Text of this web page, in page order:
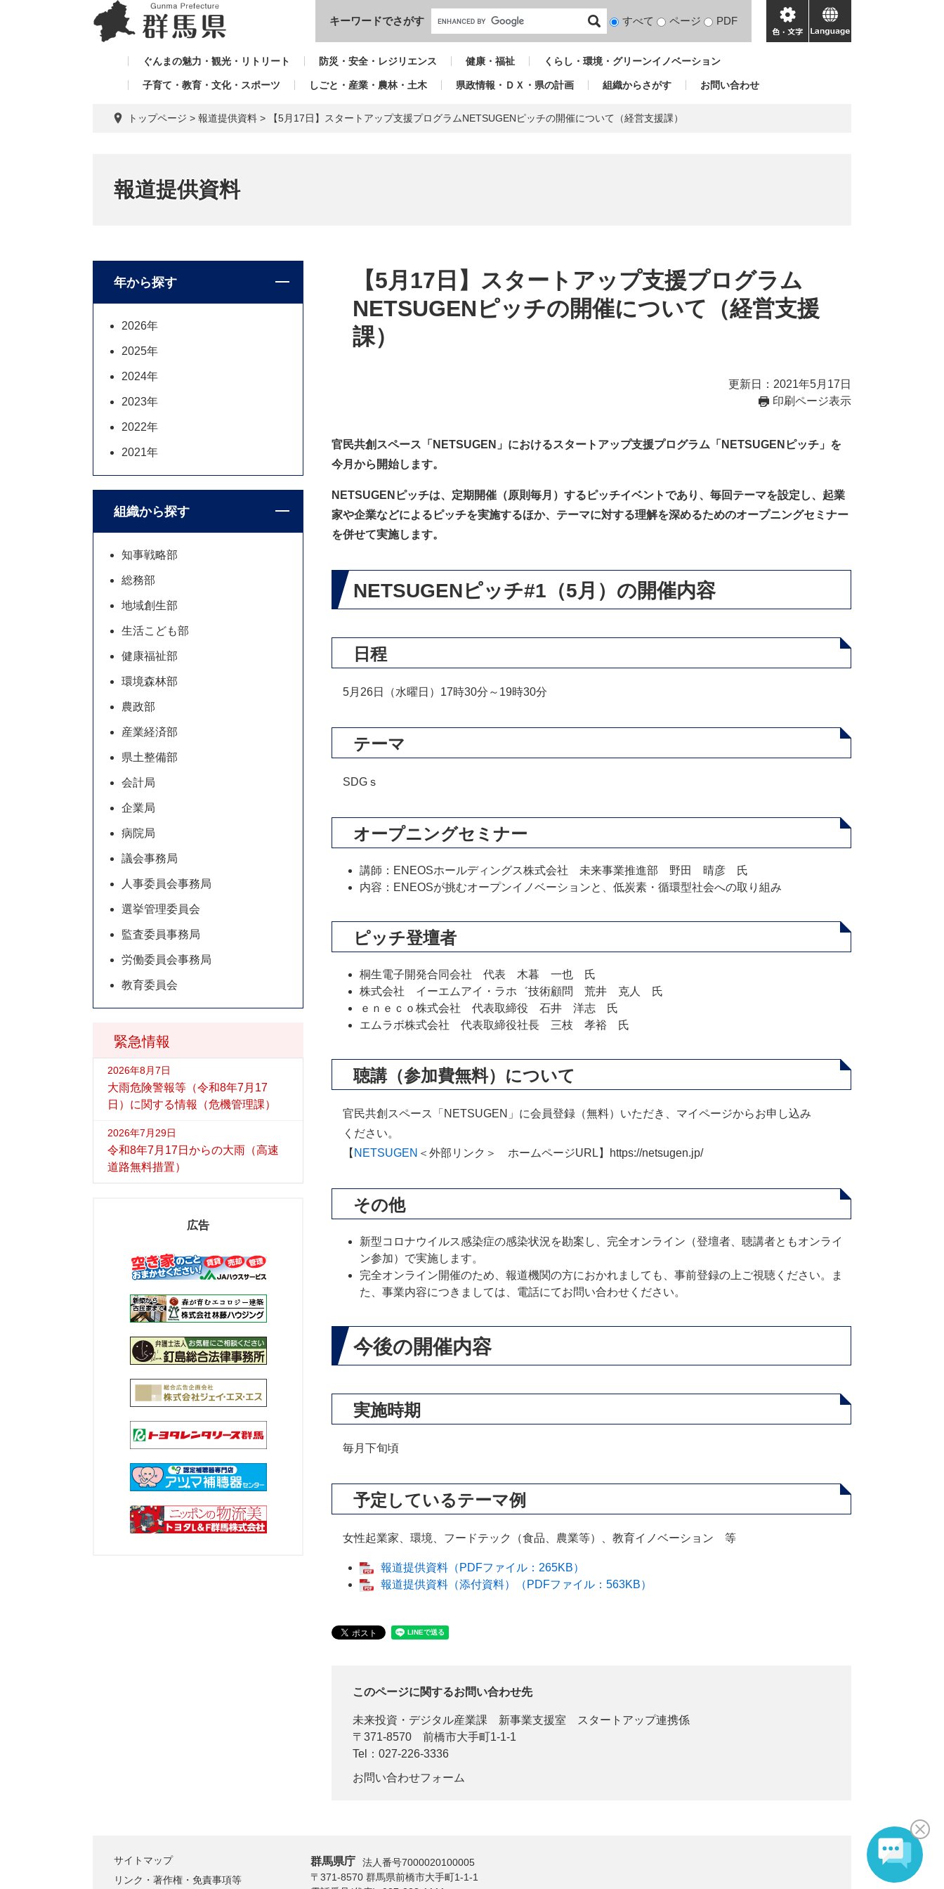
本文へ
キーワードでさがす
検
対
すべて ページ PDF
色・
文
language
ぐんまの魅力・観光・リトリート 防災・安全・レジリエンス 健康・福祉 くらし・環境・グリーンイノベーション
子育て・教育・文化・スポーツ しごと・産業・農林・土木 県政情報・ＤＸ・県の計画 組織からさがす お問い合わせ
トップページ > 報道提供資料 > 【5月17日】スタートアップ支援プログラムNETSUGENピッチの開催について（経営支援課）
報道提供資料
【5月17日】スタートアップ支援プログラム
NETSUGENピッチの開催について（経営支援
課）
更新日：2021年5月17日
印刷ページ表示
官民共創スペース「NETSUGEN」におけるスタートアップ支援プログラム「NETSUGENピッチ」を
今月から開始します。
NETSUGENピッチは、定期開催（原則毎月）するピッチイベントであり、毎回テーマを設定し、起業
家や企業などによるピッチを実施するほか、テーマに対する理解を深めるためのオープニングセミナー
を併せて実施します。
NETSUGENピッチ#1（5月）の開催内容
日程
5月26日（水曜日）17時30分～19時30分
テーマ
SDGｓ
オープニングセミナー
講師：ENEOSホールディングス株式会社 未来事業推進部 野田 晴彦 氏
内容：ENEOSが挑むオープンイノベーションと、低炭素・循環型社会への取り組み
ピッチ登壇者
桐生電子開発合同会社 代表 木暮 一也 氏
株式会社 イーエムアイ・ラホ゛技術顧問 荒井 克人 氏
ｅｎｅｃｏ株式会社 代表取締役 石井 洋志 氏
エムラボ株式会社 代表取締役社長 三枝 孝裕 氏
聴講（参加費無料）について
官民共創スペース「NETSUGEN」に会員登録（無料）いただき、マイページからお申し込み
ください。
【 NETSUGEN ＜外部リンク＞ ホームページURL】https://netsugen.jp/
その他
新型コロナウイルス感染症の感染状況を勘案し、完全オンライン（登壇者、聴講者ともオンライ
ン参加）で実施します。
完全オンライン開催のため、報道機関の方におかれましても、事前登録の上ご視聴ください。ま
た、事業内容につきましては、電話にてお問い合わせください。
今後の開催内容
実施時期
毎月下旬頃
予定しているテーマ例
女性起業家、環境、フードテック（食品、農業等）、教育イノベーション 等
報道提供資料（PDFファイル：265KB）
報道提供資料（添付資料）（PDFファイル：563KB）
このページに関するお問い合わせ先
未来投資・デジタル産業課
新事業支援室 スタートアップ連携係
〒371-8570
前橋市大手町1-1-1
Tel：027-226-3336
お問い合わせフォーム
緊急情報
2026年8月7日
大雨危険警報等（令和8年7月17
日）に関する情報（危機管理課）
2026年7月29日
令和8年7月17日からの大雨（高速
道路無料措置）
年から探す
2026年
2025年
2024年
2023年
2022年
2021年
組織から探す
知事戦略部
総務部
地域創生部
生活こども部
健康福祉部
環境森林部
農政部
産業経済部
県土整備部
会計局
企業局
病院局
議会事務局
人事委員会事務局
選挙管理委員会
監査委員事務局
労働委員会事務局
教育委員会
広告
サイトマップ
リンク・著作権・免責事項等
群馬県庁
法人番号7000020100005
〒371-8570 群馬県前橋市大手町1-1-1